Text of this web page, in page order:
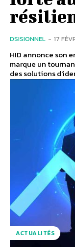
DSISIONNEL - 17
HID annonce son
marque un
des solutions
ACTUALITÉS